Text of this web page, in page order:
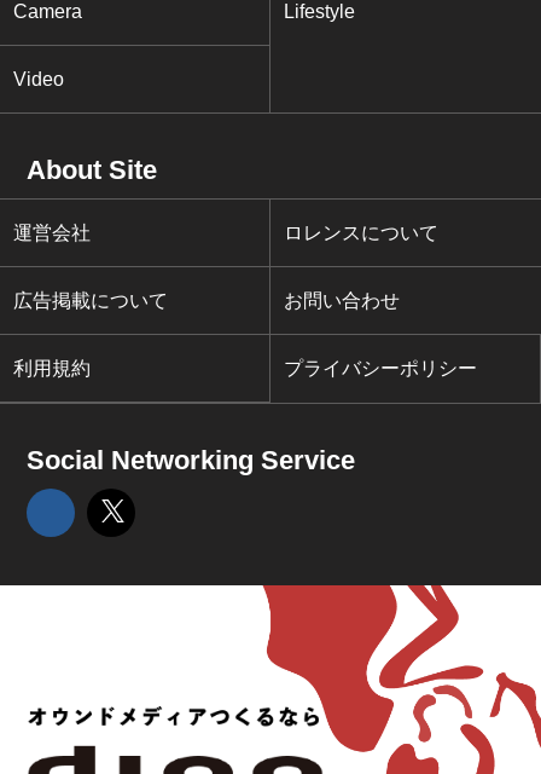
Camera Lifestyle
Video
About Site
運営会社 ロレンスについて
広告掲載について お問い合わせ
利用規約 プライバシーポリシー
Social Networking Service